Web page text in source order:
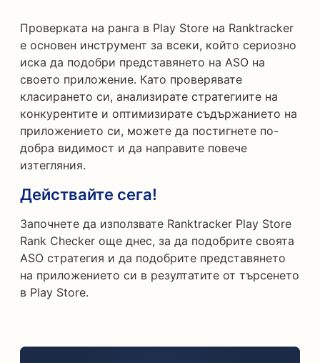
Проверката на ранга в Play Store на Ranktracker
е основен инструмент за всеки, който сериозно
иска да подобри представянето на ASO на
своето приложение. Като проверявате
класирането си, анализирате стратегиите на
конкурентите и оптимизирате съдържанието на
приложението си, можете да постигнете по-
добра видимост и да направите повече
изтегляния.
Действайте сега!
Започнете да използвате Ranktracker Play Store
Rank Checker още днес, за да подобрите своята
ASO стратегия и да подобрите представянето
на приложението си в резултатите от търсенето
в Play Store.